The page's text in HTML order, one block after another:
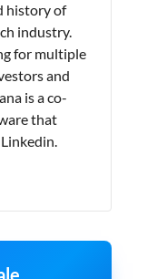
history of
industry.
for multiple
and
is a co-
that